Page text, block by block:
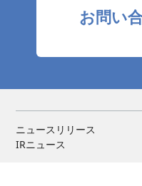
お問い
ニュースリリース
IRニュース